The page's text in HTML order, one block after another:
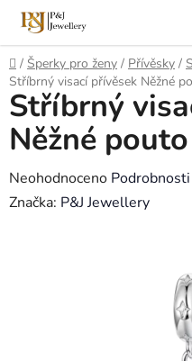
Přejít
obsah
Domů
/ Šperky pro ženy / Přívěsky /
Stříbrný visací přívěsek Něžné
Stříbrný
Něžné
Průměrné
hodnocení
Neohodnoceno
Značka: P&J Jewellery